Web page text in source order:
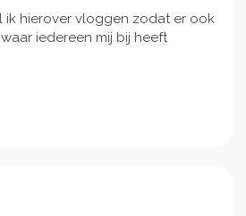
ik hierover vloggen zodat er ook
iedereen mij bij heeft